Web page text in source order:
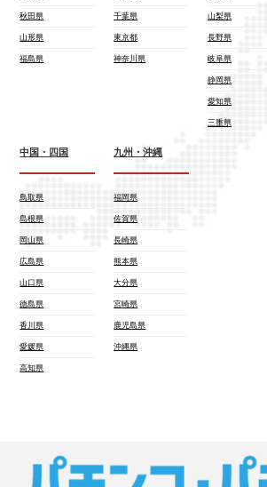
秋田県
山形県
福島県
千葉県
東京都
神奈川県
山梨県
長野県
岐阜県
静岡県
愛知県
三重県
中国・四国
鳥取県
島根県
岡山県
広島県
山口県
徳島県
香川県
愛媛県
高知県
九州・沖縄
福岡県
佐賀県
長崎県
熊本県
大分県
宮崎県
鹿児島県
沖縄県